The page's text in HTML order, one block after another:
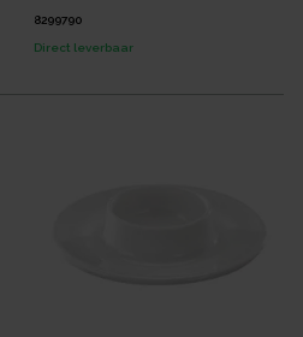
8299790
Direct leverbaar